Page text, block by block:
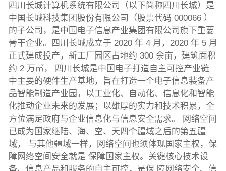
四川长城计算机系统有限公司（以下简称四川长城）是
中国长城科技集团股份有限公司（股票代码 000066 ）
的子公司，是中国电子信息产业集团有限公司旗下重要
骨干企业。四川长城成立于 2020 年 4 月，2020 年 5 月
正式建成投产，新工厂园区占地约 300 余亩，建筑面积
约 2 万㎡， 四川长城是中国电子打造自主可控产业链
中主要的硬件生产基地，旨在打造一个电子信息装备产
品智能制造产业园，以工业化、自动化、信息化和智能
化推动企业未来的发展；以雄厚的实力和技术积累，全
方位满足政府与企业信息化与信息安全需求。 网络空间
已成为国家继陆、海、空、天四个疆域之后的第五疆
域， 与其他疆域一样，网络空间也须体现国家主权，保
障网络空间安全就是 保障国家主权。关键核心技术设